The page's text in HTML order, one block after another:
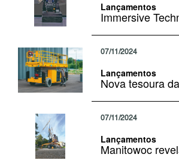
Lançamentos
Immersive
07/11/2024
Lançamentos
Nova tesoura
07/11/2024
Lançamentos
Manitowoc